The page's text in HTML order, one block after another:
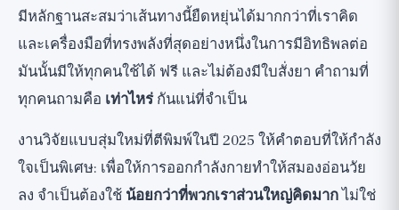
งานวิจัยที่ 1: การทดลองแบบสุ่ม 12 เดือนเกี่ยวกับอายุ
สมองจากปี 2025
งานวิจัยที่ 2: ความเชื่อมโยงระหว่างสมรรถภาพแบบ
แอโรบิกกับอายุสมอง
งานวิจัยที่ 3: หลักฐานสะสมเกี่ยวกับการออกกำลัง
กายและการรู้คิด
แล้วคนที่อายุมากกว่าล่ะ?
แล้วควรเริ่มวิ่งมาราธอนไหม?
มีหลักฐานสะสมว่าเส้นทางนี้ยืดหยุ่นได้มากกว่าที่เราคิด
และเครื่องมือที่ทรงพลังที่สุดอย่างหนึ่งในการมีอิทธิพลต่อ
มันนั้นมีให้ทุกคนใช้ได้ ฟรี และไม่ต้องมีใบสั่งยา คำถามที่
ทุกคนถามคือ เท่าไหร่กันแน่ที่จำเป็น
งานวิจัยแบบสุ่มใหม่ที่ตีพิมพ์ในปี 2025 ให้คำตอบที่ให้กำลัง
ใจเป็นพิเศษ: เพื่อให้การออกกำลังกายทำให้สมองอ่อนวัย
ลง จำเป็นต้องใช้ น้อยกว่าที่พวกเราส่วนใหญ่คิดมากไม่ใช่